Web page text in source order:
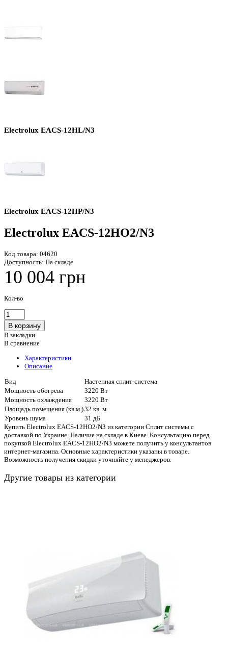
Electrolux EACS-12HL/N3
Electrolux EACS-12HP/N3
Electrolux EACS-12HO2/N3
Код товара: 04620
Доступность: На складе
10 004 грн
Кол-во
В закладки
В сравнение
Характеристики
Описание
Вид
Настенная сплит-система
Мощность обогрева
3220 Вт
Мощность охлаждения
3220 Вт
Площадь помещения (кв.м.)32 кв. м
Уровень шума
31 дБ
Купить Electrolux EACS-12HO2/N3 из категории Сплит системы с
доставкой по Украине. Наличие на складе в Киеве. Консультацию перед
покупкой Electrolux EACS-12HO2/N3 можете получить у консультантов
интернет-магазина. Основные характеристики указаны в товаре.
Возможность получения скидки уточняйте у менеджеров.
Другие товары из категории